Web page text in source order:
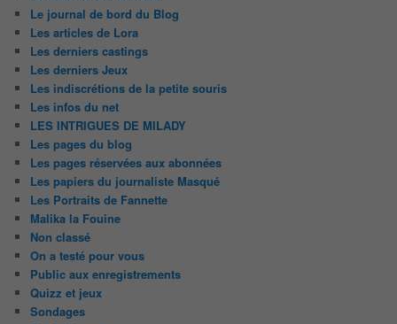
Le journal de bord du Blog
Les articles de Lora
Les derniers castings
Les derniers Jeux
Les indiscrétions de la petite souris
Les infos du net
LES INTRIGUES DE MILADY
Les pages du blog
Les pages réservées aux abonnées
Les papiers du journaliste Masqué
Les Portraits de Fannette
Malika la Fouine
Non classé
On a testé pour vous
Public aux enregistrements
Quizz et jeux
Sondages